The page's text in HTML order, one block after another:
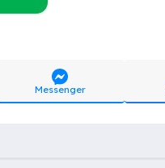
Messenger